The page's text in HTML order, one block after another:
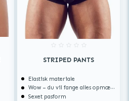
STRIPED PANTS
Elastisk materiale
Wow – du vil fange alles opmærksomhed
Sexet pasform